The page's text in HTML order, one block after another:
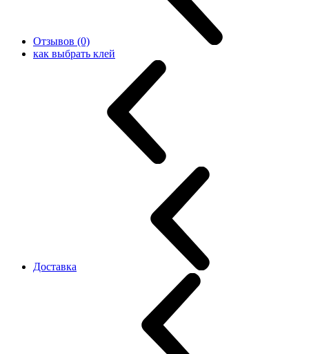
Отзывов (0)
как выбрать клей
Доставка